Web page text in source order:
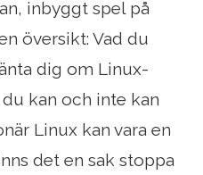
inbyggt spel på
översikt: Vad du
dig om Linux-
kan och inte kan
Linux kan vara en
det en sak stoppa